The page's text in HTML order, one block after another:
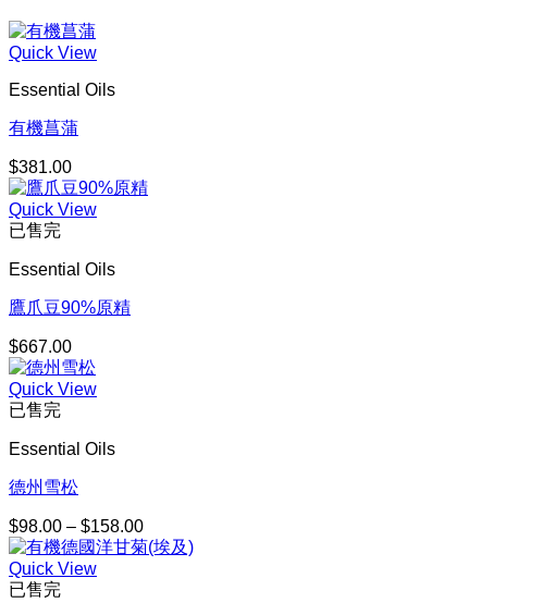
Quick View
Essential Oils
有機菖蒲
$381.00
Quick View
已售完
Essential Oils
鷹爪豆90%原精
$667.00
Quick View
已售完
Essential Oils
德州雪松
$98.00 – $158.00價
格
Quick View
已售完